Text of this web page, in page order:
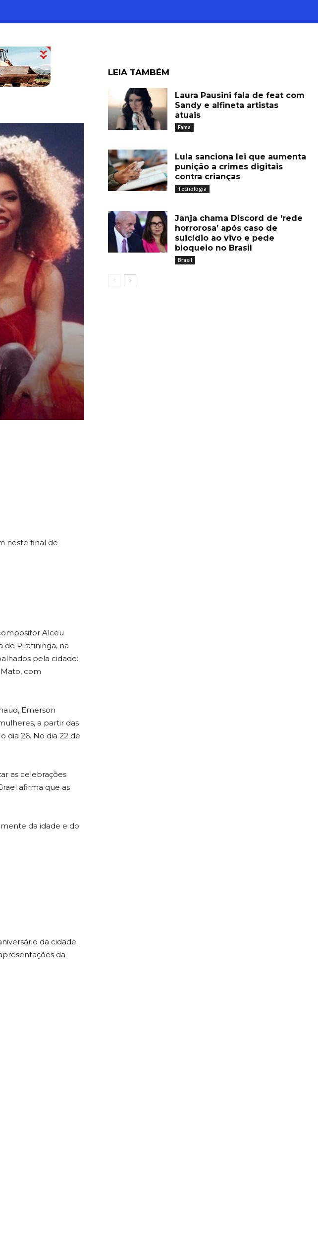
LEIA TAMBÉM
Laura Pausini fala de feat com
Sandy e alfineta artistas
atuais
Fama
Lula sanciona lei que aumenta
punição a crimes digitais
contra crianças
Tecnologia
Janja chama Discord de ‘rede
horrorosa’ após caso de
suicídio ao vivo e pede
bloqueio no Brasil
Brasil
neste final de
Alceu
de Piratininga, na
pela cidade:
com
Emerson
a partir das
dia 26. No dia 22 de
as celebrações
afirma que as
da idade e do
da cidade.
da